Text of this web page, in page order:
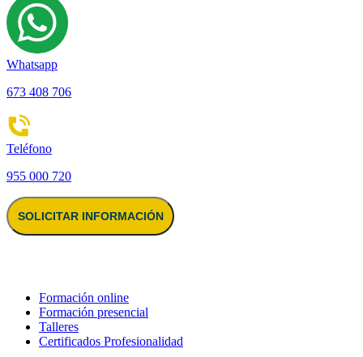
Whatsapp
673 408 706
Teléfono
955 000 720
SOLICITAR INFORMACIÓN
Formación online
Formación presencial
Talleres
Certificados Profesionalidad